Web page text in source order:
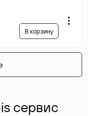
В корзину
сервис